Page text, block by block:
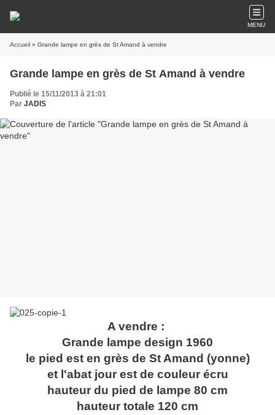
MENU
Accueil » Grande lampe en grès de St Amand à vendre
Grande lampe en grès de St Amand à vendre
Publié le 15/11/2013 à 21:01
Par JADIS
A vendre :
Grande lampe design 1960
le pied est en grès de St Amand (yonne)
et l'abat jour est de couleur écru
hauteur du pied de lampe 80 cm
hauteur totale 120 cm